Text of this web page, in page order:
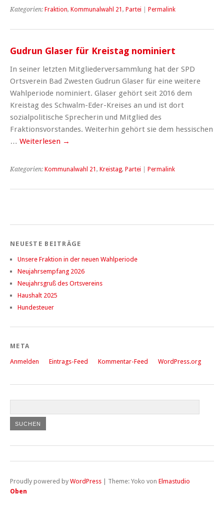
Kategorien: Fraktion, Kommunalwahl 21 , Partei Permalink
Gudrun Glaser für Kreistag nominiert
In seiner letzten Mitgliederversammlung hat der SPD
Ortsverein Bad Zwesten Gudrun Glaser für eine weitere
Wahlperiode nominiert. Glaser gehört seit 2016 dem
Kreistag des Schwalm-Eder-Kreises an und ist dort
sozialpolitische Sprecherin und Mitglied des
Fraktionsvorstandes. Weiterhin gehört sie dem hessischen
… Weiterlesen →
Kategorien: Kommunalwahl 21 , Kreistag, Partei Permalink
NEUESTE BEITRÄGE
Unsere Fraktion in der neuen Wahlperiode
Neujahrsempfang 2026
Neujahrsgruß des Ortsvereins
Haushalt 2025
Hundesteuer
META
Anmelden Eintrags-Feed Kommentar-Feed WordPress.org
Proudly powered by WordPress | Theme: Yoko von Elmastudio
Oben